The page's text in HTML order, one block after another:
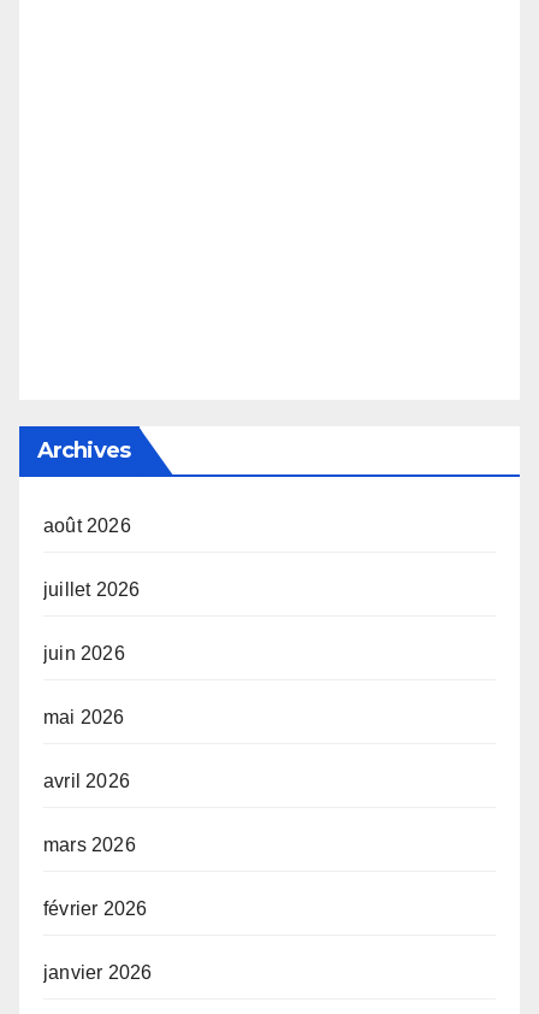
Archives
août 2026
juillet 2026
juin 2026
mai 2026
avril 2026
mars 2026
février 2026
janvier 2026